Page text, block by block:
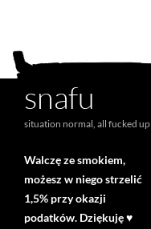
snafu
situation normal, all fucked up
Walczę ze smokiem,
możesz w niego strzelić
1,5% przy okazji
podatków. Dziękuję ♥